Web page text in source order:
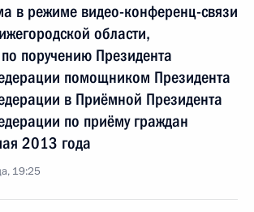
в режиме видео-конференц-связи
области,
поручению Президента
помощником Президента
в Приёмной Президента
по приёму граждан
2013 года
19:25